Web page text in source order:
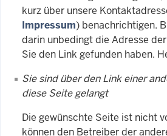
kurz über unsere
Impressum) benachrichtigen.
darin unbedingt die Adresse
Sie den Link gefunden haben.
Sie sind über den Link einer
diese Seite gelangt
Die gewünschte Seite ist nicht
können den Betreiber der